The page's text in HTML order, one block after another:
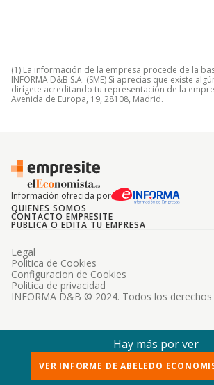
(1) La información de la empresa procede de la
INFORMA D&B S.A. (SME) Si aprecias que existe
dirígete acreditando tu representación de la
Avenida de Europa, 19, 28108, Madrid.
Información ofrecida por
QUIENES SOMOS
CONTACTO EMPRESITE
PUBLICA O EDITA TU EMPRESA
INFORMA D&B © 2024. Todos los
Legal
Politica de Cookies
Configuracion de Cookies
Politica de privacidad
Hay más por ver
VER INFORME DE ABELEDO